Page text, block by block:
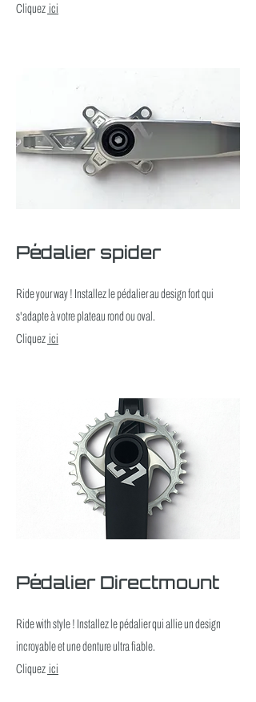
Cliquez ici
Pédalier spider
Ride your way ! Installez le pédalier au design fort qui
s'adapte à votre plateau rond ou oval.
Cliquez ici
Pédalier Directmount
Ride with style ! Installez le pédalier qui allie un design
incroyable et une denture ultra fiable.
Cliquez ici